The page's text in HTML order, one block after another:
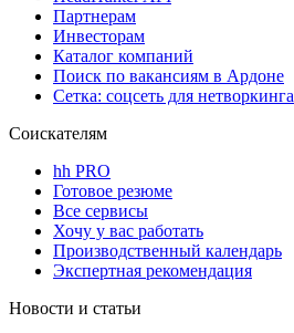
Партнерам
Инвесторам
Каталог компаний
Поиск по вакансиям в Ардоне
Сетка: соцсеть для нетворкинга
Соискателям
hh PRO
Готовое резюме
Все сервисы
Хочу у вас работать
Производственный календарь
Экспертная рекомендация
Новости и статьи